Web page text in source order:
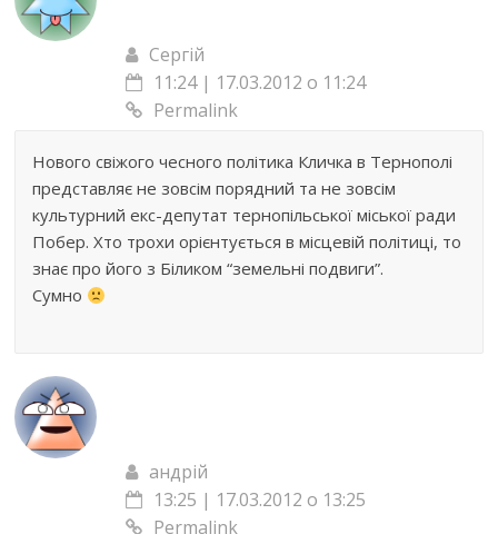
Сергій
11:24 | 17.03.2012 о 11:24
Permalink
Нового свіжого чесного політика Кличка в Тернополі
представляє не зовсім порядний та не зовсім
культурний екс-депутат тернопільської міської ради
Побер. Хто трохи орієнтується в місцевій політиці, то
знає про його з Біликом “земельні подвиги”.
Сумно
андрій
13:25 | 17.03.2012 о 13:25
Permalink